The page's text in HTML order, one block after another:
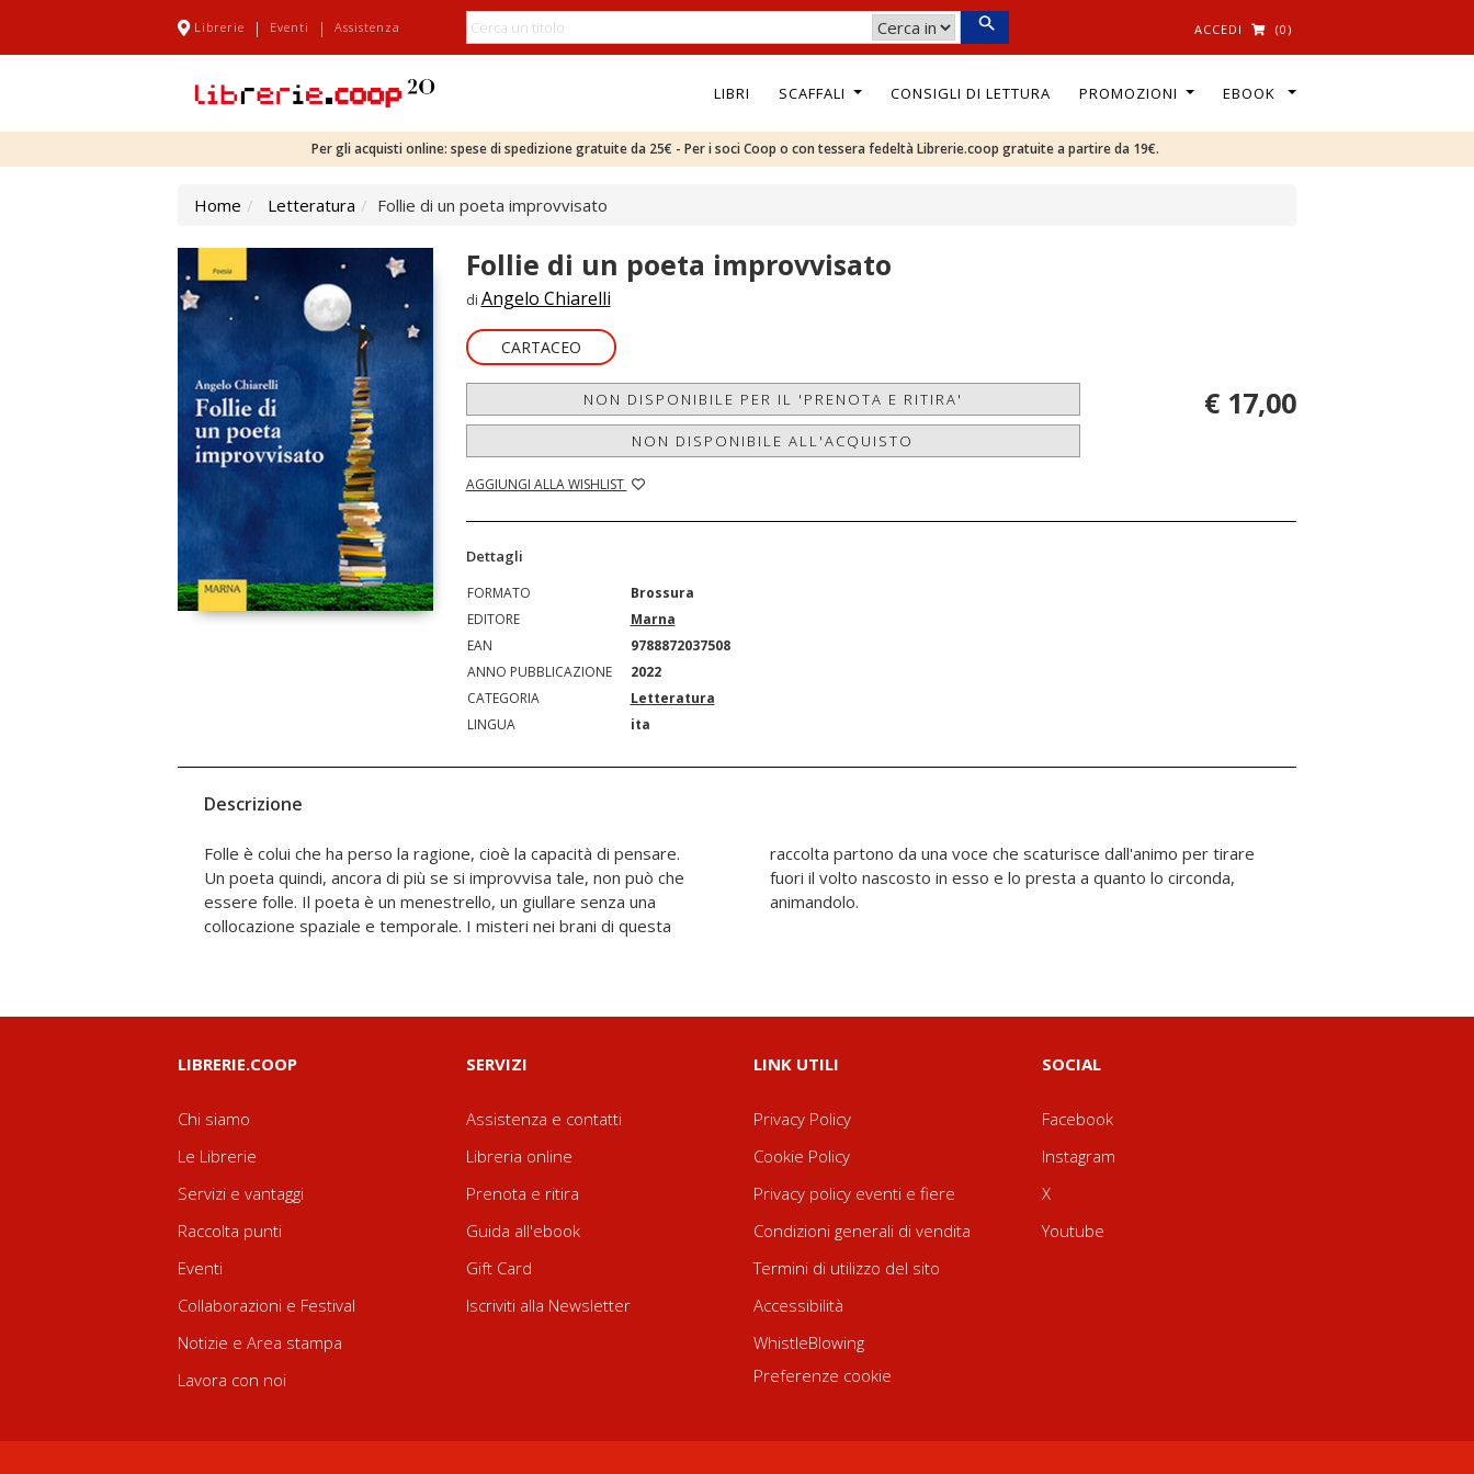
Librerie | Eventi | Assistenza ACCEDI (0)
LIBRI SCAFFALI CONSIGLI DI LETTURA PROMOZIONI EBOOK
Per gli acquisti online: spese di spedizione gratuite da 25€ - Per i soci Coop o con tessera fedeltà Librerie.coop gratuite a partire da 19€.
Home Letteratura Follie di un poeta improvvisato
Follie di un poeta improvvisato
di Angelo Chiarelli
CARTACEO
NON DISPONIBILE PER IL 'PRENOTA E RITIRA'
NON DISPONIBILE ALL'ACQUISTO
AGGIUNGI ALLA WISHLIST
€ 17,00
Dettagli
FORMATO
Brossura
EDITORE
Marna
EAN
9788872037508
ANNO PUBBLICAZIONE
2022
CATEGORIA
Letteratura
LINGUA
ita
Descrizione
Folle è colui che ha perso la ragione, cioè la capacità di pensare.
Un poeta quindi, ancora di più se si improvvisa tale, non può che
essere folle. Il poeta è un menestrello, un giullare senza una
collocazione spaziale e temporale. I misteri nei brani di questa
raccolta partono da una voce che scaturisce dall'animo per tirare
fuori il volto nascosto in esso e lo presta a quanto lo circonda,
animandolo.
LIBRERIE.COOP
Chi siamo
Le Librerie
Servizi e vantaggi
Raccolta punti
Eventi
Collaborazioni e Festival
Notizie e Area stampa
Lavora con noi
SERVIZI
Assistenza e contatti
Libreria online
Prenota e ritira
Guida all'ebook
Gift Card
Iscriviti alla Newsletter
LINK UTILI
Privacy Policy
Cookie Policy
Privacy policy eventi e fiere
Condizioni generali di vendita
Termini di utilizzo del sito
Accessibilità
WhistleBlowing
Preferenze cookie
SOCIAL
Facebook
Instagram
X
Youtube